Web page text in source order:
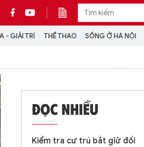
- GIẢI TRÍ THỂ THAO SỐNG Ở HÀ NỘI
CỘNG TÁC VỚI ANTĐ
TRA CỨU XE
HOTLINE: 032 9907 579
ĐỌC NHIỀU
Kiểm tra cư trú bắt giữ đối